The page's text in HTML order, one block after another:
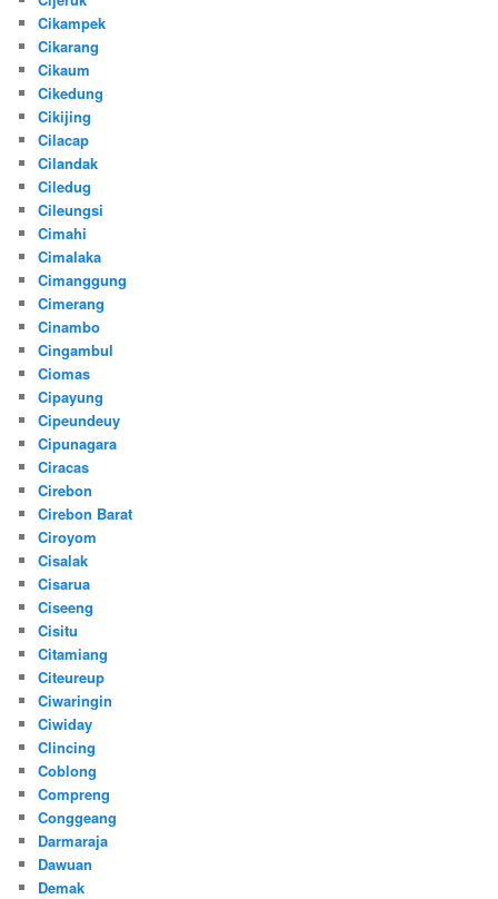
Cikampek
Cikarang
Cikaum
Cikedung
Cikijing
Cilacap
Cilandak
Ciledug
Cileungsi
Cimahi
Cimalaka
Cimanggung
Cimerang
Cinambo
Cingambul
Ciomas
Cipayung
Cipeundeuy
Cipunagara
Ciracas
Cirebon
Cirebon Barat
Ciroyom
Cisalak
Cisarua
Ciseeng
Cisitu
Citamiang
Citeureup
Ciwaringin
Ciwiday
Clincing
Coblong
Compreng
Conggeang
Darmaraja
Dawuan
Demak